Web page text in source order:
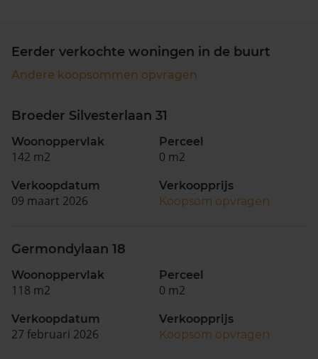
Eerder verkochte woningen in de buurt
Andere koopsommen opvragen
Broeder Silvesterlaan 31
Woonoppervlak
142 m2
Perceel
0 m2
Verkoopdatum
09 maart 2026
Verkoopprijs
Koopsom opvragen
Germondylaan 18
Woonoppervlak
118 m2
Perceel
0 m2
Verkoopdatum
27 februari 2026
Verkoopprijs
Koopsom opvragen